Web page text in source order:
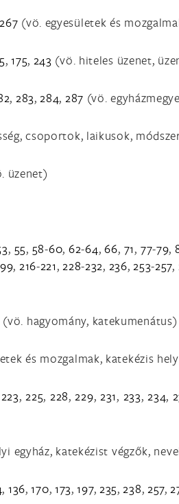
267 (vö. egyesületek és
,175, 243 (vö. hiteles üzenet,
, 283,284, 287 (vö.
csoportok, laikusok,
üzenet)
, 55, 58-60,62-64,66, 71, 77-79,
, 216-221,228-232, 236,253-257,
(vö. hagyomány, katekumenátus)
és mozgalmak, katekézis
223,225, 228,229,231, 233,234,
egyház, katekézist végzők,
, 136,170, 173,197, 235,238, 257,